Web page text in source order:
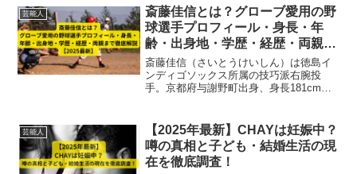
紹介。
芸能人
斎藤佳信とは？グローブ愛用の野
球選手プロフィール・身長・年
齢・出身地・学歴・経歴・両親ま
で徹底解説【2025最新】
斎藤佳信（さいとうけいしん）は徳島イ
ンディゴソックス所属の技巧派右腕投
手。京都府与謝野町出身、身長181cm、
底解説した2025年最新プロフィール記
事。
芸能人
【2025年最新】CHAYは妊娠中？
噂の真相と子ども・結婚生活の現
在を徹底調査！